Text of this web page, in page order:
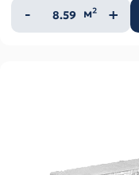
Количество
товара
м²